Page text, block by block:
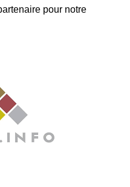
pour notre